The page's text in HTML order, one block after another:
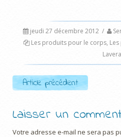
jeudi 27 décembre 2012 /
Les produits pour le corps,
Lavera
Post navigation
Article précédent
Laisser un
Votre adresse e-mail ne sera pas